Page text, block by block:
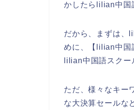
かしたらlilian中国
だから、まずは、
めに、【lilian中国
lilian中国語スクー
ただ、様々なキー
な大決算セールな